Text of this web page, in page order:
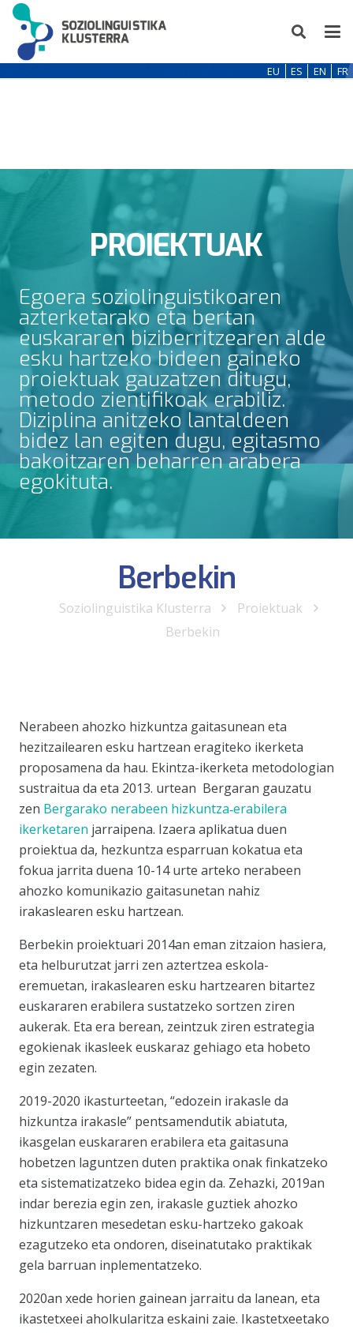
EU ES EN FR
PROIEKTUAK
Egoera soziolinguistikoaren
azterketarako eta bertan
euskararen biziberritzearen alde
esku hartzeko bideen gaineko
proiektuak gauzatzen ditugu,
metodo zientifikoak erabiliz.
Diziplina anitzeko lantaldeen
bidez lan egiten dugu, egitasmo
bakoitzaren beharren arabera
egokituta.
Berbekin
Soziolinguistika Klusterra
Proiektuak
Berbekin
Nerabeen ahozko hizkuntza gaitasunean eta
hezitzailearen esku hartzean eragiteko ikerketa
proposamena da hau. Ekintza-ikerketa metodologian
sustraitua da eta 2013. urtean Bergaran gauzatu
zen Bergarako nerabeen hizkuntza‐erabilera
ikerketaren jarraipena. Izaera aplikatua duen
proiektua da, hezkuntza esparruan kokatua eta
fokua jarrita duena 10-14 urte arteko nerabeen
ahozko komunikazio gaitasunetan nahiz
irakaslearen esku hartzean.
Berbekin proiektuari 2014an eman zitzaion hasiera,
eta helburutzat jarri zen aztertzea eskola-
eremuetan, irakaslearen esku hartzearen bitartez
euskararen erabilera sustatzeko sortzen ziren
aukerak. Eta era berean, zeintzuk ziren estrategia
egokienak ikasleek euskaraz gehiago eta hobeto
egin zezaten.
2019-2020 ikasturteetan, “edozein irakasle da
hizkuntza irakasle” pentsamendutik abiatuta,
ikasgelan euskararen erabilera eta gaitasuna
hobetzen laguntzen duten praktika onak finkatzeko
eta sistematizatzeko bidea egin da. Zehazki, 2019an
indar berezia egin zen, irakasle guztiek ahozko
hizkuntzaren mesedetan esku-hartzeko gakoak
ezagutzeko eta ondoren, diseinatutako praktikak
gela barruan inplementatzeko.
2020an xede horien gainean jarraitu da lanean, eta
ikastetxeei aholkularitza eskaini zaie. Ikastetxeetako